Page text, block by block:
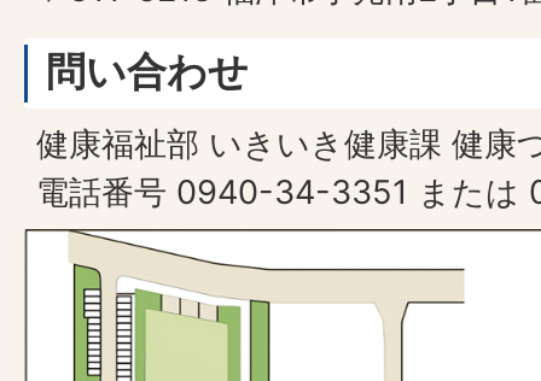
問い合わせ
健康福祉部 いきいき健康課 健康
電話番号 0940-34-3351 また